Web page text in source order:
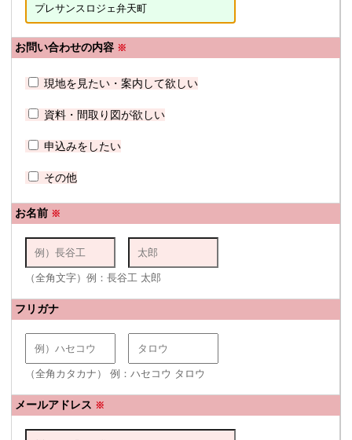
お問い合わせの内容 ※
現地を見たい・案内して欲しい
資料・間取り図が欲しい
申込みをしたい
その他
お名前 ※
（全角文字）例：長谷工 太郎
フリガナ
（全角カタカナ） 例：ハセコウ タロウ
メールアドレス ※